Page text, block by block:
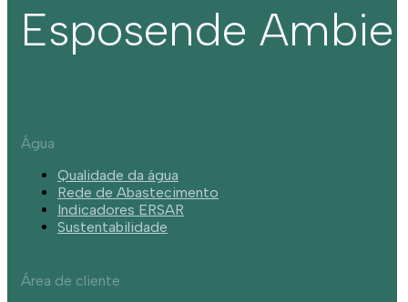
Esposende
Água
Qualidade da água
Rede de Abastecimento
Indicadores ERSAR
Sustentabilidade
Área de cliente